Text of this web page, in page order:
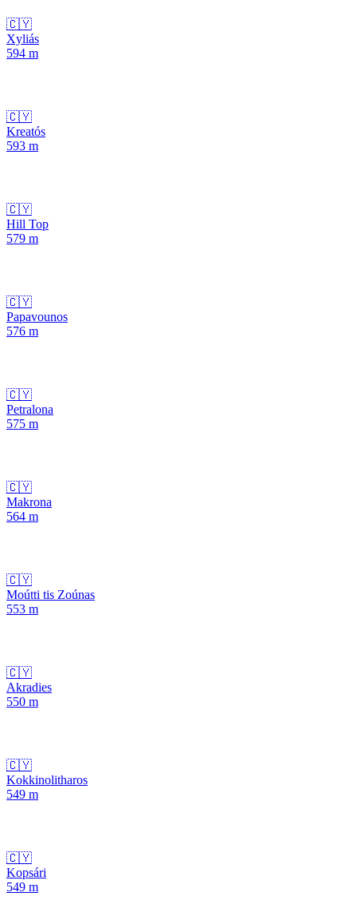
🇨🇾
Xyliás
594 m
🇨🇾
Kreatós
593 m
🇨🇾
Hill Top
579 m
🇨🇾
Papavounos
576 m
🇨🇾
Petralona
575 m
🇨🇾
Makrona
564 m
🇨🇾
Moútti tis Zoúnas
553 m
🇨🇾
Akradies
550 m
🇨🇾
Kokkinolitharos
549 m
🇨🇾
Kopsári
549 m